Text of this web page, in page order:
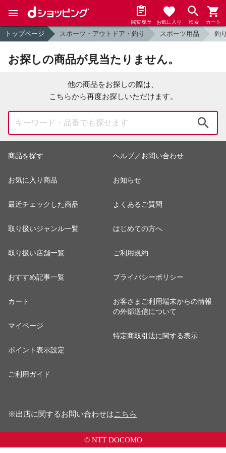
閲覧履歴 お気に入り 検索 カート
トップページ スポーツ・アウトドア・釣り スポーツ用品 釣
お探しの商品が見当たりません。
他の商品をお探しの際は、
こちらから再度お探しいただけます。
商品を探す
お気に入り商品
最近チェックした商品
取り扱いジャンル一覧
取り扱い店舗一覧
おすすめ記事一覧
カート
マイページ
ポイント表示設定
ご利用ガイド
ヘルプ／お問い合わせ
お知らせ
よくあるご質問
はじめての方へ
ご利用規約
プライバシーポリシー
お客さまご利用端末からの情報
の外部送信について
特定商取引法に関する表示
※出店に関するお問い合わせはこちら
© NTT DOCOMO